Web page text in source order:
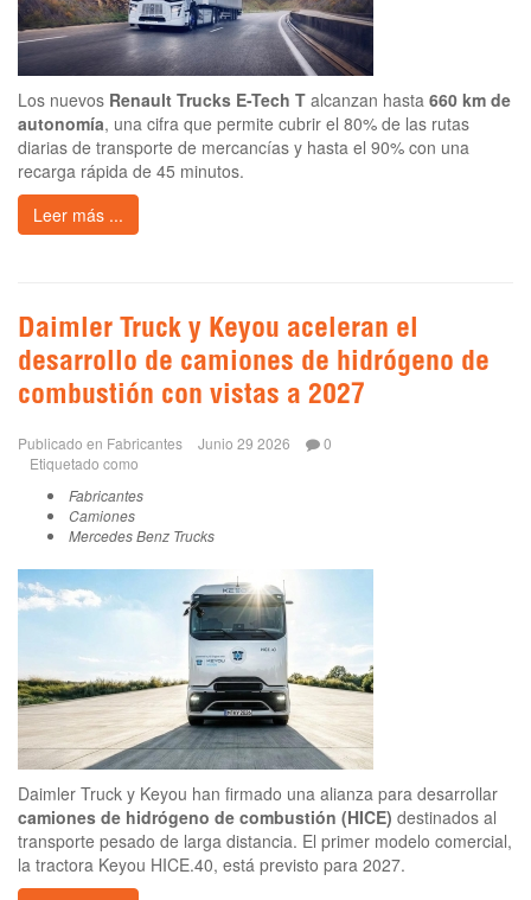
Los nuevos Renault Trucks E-Tech T alcanzan hasta 660 km de
autonomía, una cifra que permite cubrir el 80% de las rutas
diarias de transporte de mercancías y hasta el 90% con una
recarga rápida de 45 minutos.
Leer más ...
Daimler Truck y Keyou aceleran el
desarrollo de camiones de hidrógeno de
combustión con vistas a 2027
Publicado en Fabricantes Junio 29 2026
0
Etiquetado como
Fabricantes
Camiones
Mercedes Benz Trucks
Daimler Truck y Keyou han firmado una alianza para desarrollar
camiones de hidrógeno de combustión (HICE) destinados al
transporte pesado de larga distancia. El primer modelo comercial,
la tractora Keyou HICE.40, está previsto para 2027.